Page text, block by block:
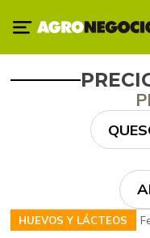
HUEVOS Y LÁCTEOS